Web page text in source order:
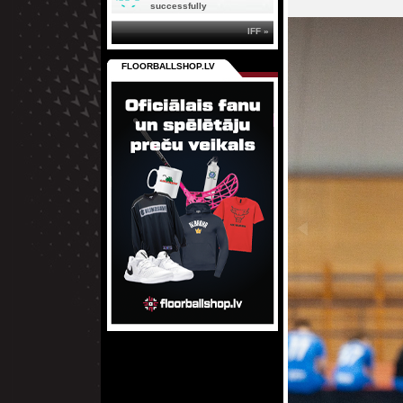
successfully
IFF »
FLOORBALLSHOP.LV